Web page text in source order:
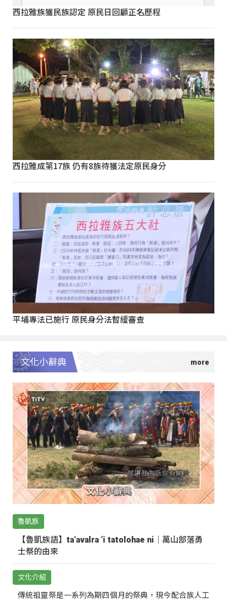
西拉雅族獲民族認定 原民日回顧正名歷程
西拉雅成第17族 仍有8族待獲法定原民身分
平埔專法已施行 原民身分法暫緩審查
文化小辭典
魯凱族
【魯凱族語】ta‘avalra ‘i tatolohae ni｜萬山部落勇
士祭的由來
文化介紹
傳統祖靈祭是一系列為期四個月的祭典，現今配合族人工